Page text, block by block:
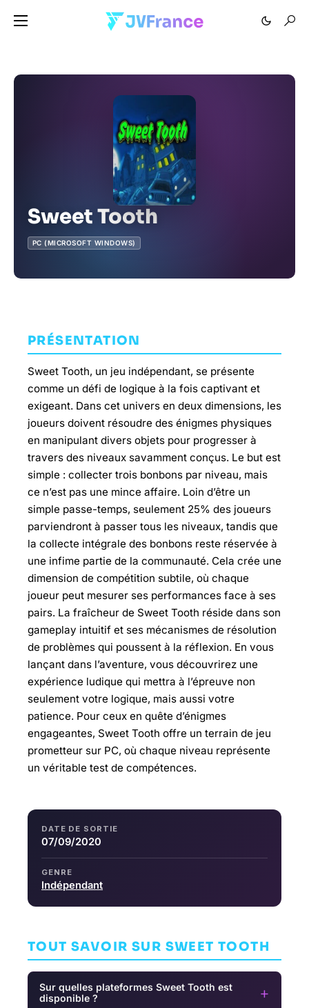
Sweet Tooth
PC (MICROSOFT WINDOWS)
PRÉSENTATION
Sweet Tooth, un jeu indépendant, se présente
comme un défi de logique à la fois captivant et
exigeant. Dans cet univers en deux dimensions, les
joueurs doivent résoudre des énigmes physiques
en manipulant divers objets pour progresser à
travers des niveaux savamment conçus. Le but est
simple : collecter trois bonbons par niveau, mais
ce n’est pas une mince affaire. Loin d’être un
simple passe-temps, seulement 25% des joueurs
parviendront à passer tous les niveaux, tandis que
la collecte intégrale des bonbons reste réservée à
une infime partie de la communauté. Cela crée une
dimension de compétition subtile, où chaque
joueur peut mesurer ses performances face à ses
pairs. La fraîcheur de Sweet Tooth réside dans son
gameplay intuitif et ses mécanismes de résolution
de problèmes qui poussent à la réflexion. En vous
lançant dans l’aventure, vous découvrirez une
expérience ludique qui mettra à l’épreuve non
seulement votre logique, mais aussi votre
patience. Pour ceux en quête d’énigmes
engageantes, Sweet Tooth offre un terrain de jeu
prometteur sur PC, où chaque niveau représente
un véritable test de compétences.
DATE DE SORTIE
07/09/2020
GENRE
Indépendant
TOUT SAVOIR SUR SWEET TOOTH
Sur quelles plateformes Sweet Tooth est
disponible ?
+